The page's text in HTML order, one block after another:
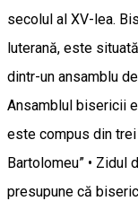
secolul al XV-lea.
luterană, este
dintr-un ansamblu
Ansamblul bisericii
este compus din trei
Bartolomeu” • Zidul
presupune că